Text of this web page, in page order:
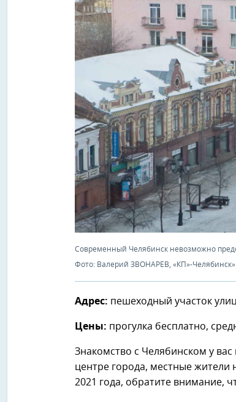
Современный Челябинск невозможно
Фото: Валерий ЗВОНАРЕВ, «КП»-Челябинск»
Адрес: пешеходный участок
Цены: прогулка бесплатно,
Знакомство с Челябинском у
центре города, местные жители
2021 года, обратите внимание,